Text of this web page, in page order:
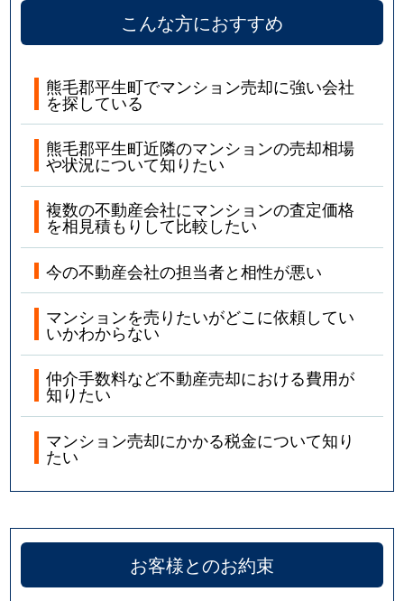
こんな方におすすめ
熊毛郡平生町でマンション売却に強い会社
を探している
熊毛郡平生町近隣のマンションの売却相場
や状況について知りたい
複数の不動産会社にマンションの査定価格
を相見積もりして比較したい
今の不動産会社の担当者と相性が悪い
マンションを売りたいがどこに依頼してい
いかわからない
仲介手数料など不動産売却における費用が
知りたい
マンション売却にかかる税金について知り
たい
お客様とのお約束